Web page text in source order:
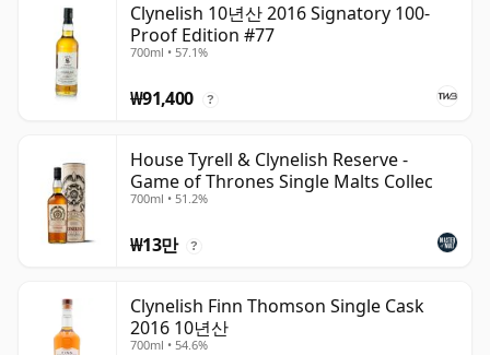
Clynelish 10년산 2016 Signatory 100-
Proof Edition #77
700ml • 57.1%
₩91,400 ?
House Tyrell & Clynelish Reserve -
Game of Thrones Single Malts Collec
700ml • 51.2%
₩13만 ?
Clynelish Finn Thomson Single Cask
2016 10년산
700ml • 54.6%